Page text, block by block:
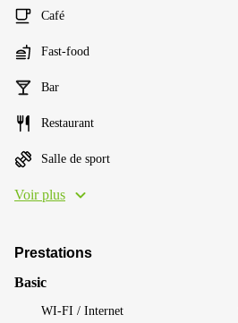
Café
Fast-food
Bar
Restaurant
Salle de sport
Voir plus
Prestations
Basic
WI-FI / Internet